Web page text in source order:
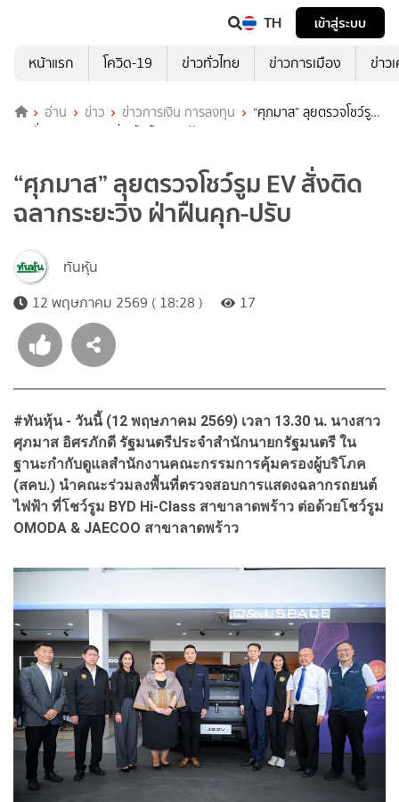
TH
เข้าสู่ระบบ
หน้าแรก
โควิด-19 ข่าวทั่วไทย ข่าวการเมือง ข่าว
อ่าน ข่าว ข่าวการเงิน การลงทุน
“ศุภมาส” ลุยตรวจโชว์รูม
EV สั่งติดฉลากระยะวิ่ง ฝ่าฝืนคุก-ปรับ
“ศุภมาส” ลุยตรวจโชว์รูม EV สั่งติด
ฉลากระยะวิ่ง ฝ่าฝืนคุก-ปรับ
ทันหุ้น
12 พฤษภาคม 2569 ( 18:28 )
17
#ทันหุ้น - วันนี้ (12 พฤษภาคม 2569) เวลา 13.30 น. นางสาว
ศุภมาส อิศรภักดี รัฐมนตรีประจำสำนักนายกรัฐมนตรี ใน
ฐานะกำกับดูแลสำนักงานคณะกรรมการคุ้มครองผู้บริโภค
(สคบ.) นำคณะร่วมลงพื้นที่ตรวจสอบการแสดงฉลากรถยนต์
ไฟฟ้า ที่โชว์รูม BYD Hi-Class สาขาลาดพร้าว ต่อด้วยโชว์รูม
OMODA & JAECOO สาขาลาดพร้าว